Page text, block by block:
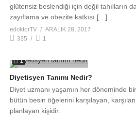
glütensiz beslendiği için değil tahılların
zayıflama ve obezite katkısı […]
edoktorTV
ARALIK 28, 2017
335
1
1
Diyetisyen Tanımı Nedir?
Diyet uzmanı yaşamın her döneminde
bütün besin öğelerini karşılayan,
planlayan kişidir.